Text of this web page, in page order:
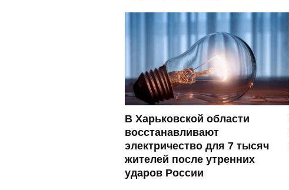
В Харьковской области
восстанавливают
электричество для 7 тысяч
жителей после утренних
ударов России